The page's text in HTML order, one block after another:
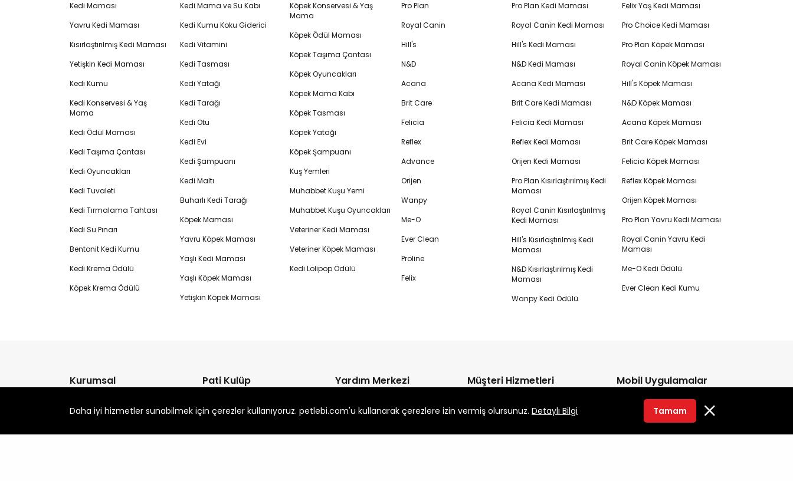
Kedi Maması
Yavru Kedi Maması
Kısırlaştırılmış Kedi Maması
Yetişkin Kedi Maması
Kedi Kumu
Kedi Konservesi & Yaş
Mama
Kedi Ödül Maması
Kedi Taşıma Çantası
Kedi Oyuncakları
Kedi Tuvaleti
Kedi Tırmalama Tahtası
Kedi Su Pınarı
Bentonit Kedi Kumu
Kedi Krema Ödülü
Köpek Krema Ödülü
Kedi Mama ve Su Kabı
Kedi Kumu Koku Giderici
Kedi Vitamini
Kedi Tasması
Kedi Yatağı
Kedi Tarağı
Kedi Otu
Kedi Evi
Kedi Şampuanı
Kedi Maltı
Buharlı Kedi Tarağı
Köpek Maması
Yavru Köpek Maması
Yaşlı Kedi Maması
Yaşlı Köpek Maması
Yetişkin Köpek Maması
Köpek Konservesi & Yaş
Mama
Köpek Ödül Maması
Köpek Taşıma Çantası
Köpek Oyuncakları
Köpek Mama Kabı
Köpek Tasması
Köpek Yatağı
Köpek Şampuanı
Kuş Yemleri
Muhabbet Kuşu Yemi
Muhabbet Kuşu Oyuncakları
Veteriner Kedi Maması
Veteriner Köpek Maması
Kedi Lolipop Ödülü
Pro Plan
Royal Canin
Hill's
N&D
Acana
Brit Care
Felicia
Reflex
Advance
Orijen
Wanpy
Me-O
Ever Clean
Proline
Felix
Pro Plan Kedi Maması
Royal Canin Kedi Maması
Hill's Kedi Maması
N&D Kedi Maması
Acana Kedi Maması
Brit Care Kedi Maması
Felicia Kedi Maması
Reflex Kedi Maması
Orijen Kedi Maması
Pro Plan Kısırlaştırılmış Kedi
Maması
Royal Canin Kısırlaştırılmış
Kedi Maması
Hill's Kısırlaştırılmış Kedi
Maması
N&D Kısırlaştırılmış Kedi
Maması
Wanpy Kedi Ödülü
Felix Yaş Kedi Maması
Pro Choice Kedi Maması
Pro Plan Köpek Maması
Royal Canin Köpek Maması
Hill's Köpek Maması
N&D Köpek Maması
Acana Köpek Maması
Brit Care Köpek Maması
Felicia Köpek Maması
Reflex Köpek Maması
Orijen Köpek Maması
Pro Plan Yavru Kedi Maması
Royal Canin Yavru Kedi
Maması
Me-O Kedi Ödülü
Ever Clean Kedi Kumu
Kurumsal
Hakkımızda
Orijinal Ürün Garantisi
Pati Kulüp
Blog
Soru Cevap
Yardım Merkezi
Sık Sorulan Sorular
Mesafeli Satış Sözleşmesi
Müşteri Hizmetleri
0850 255 10 01
Mobil Uygulamalar
Google Play'den
İNDİREBİLİRSİNİZ
Daha iyi hizmetler sunabilmek için çerezler kullanıyoruz. petlebi.com'u kullanarak çerezlere izin vermiş olursunuz. Detaylı Bilgi Tamam